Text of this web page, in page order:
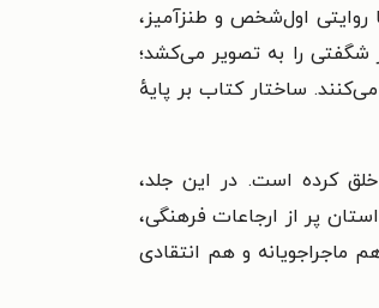
روایتی اول‌شخص و طنزآمیز،
شگفتی را به تصویر می‌کشد؛
ساختار کتاب بر پایهٔ
کرده است. در این جلد،
پر از ارجاعات فرهنگی،
ماجراجویانه و هم انتقادی